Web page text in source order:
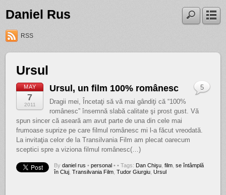
Daniel Rus
RSS
Ursul
MAY
7
2011
Ursul, un film 100% românesc
Dragii mei, Încetaţi să vă mai gândiţi că “100%
românesc” însemnă slabă calitate şi prost gust. Vă
spun sincer că aseară am avut parte de una din cele mai
frumoase suprize pe care filmul românesc mi l-a făcut vreodată.
La invitaţia celor de la Transilvania Film am plecat oarecum
sceptici spre a viziona filmul românesc(…)
Bydaniel rus • personal •
5
• Tags: Dan Chişu ,film ,se întâmplă
în Cluj ,Transilvania Film ,Tudor Giurgiu ,Ursul